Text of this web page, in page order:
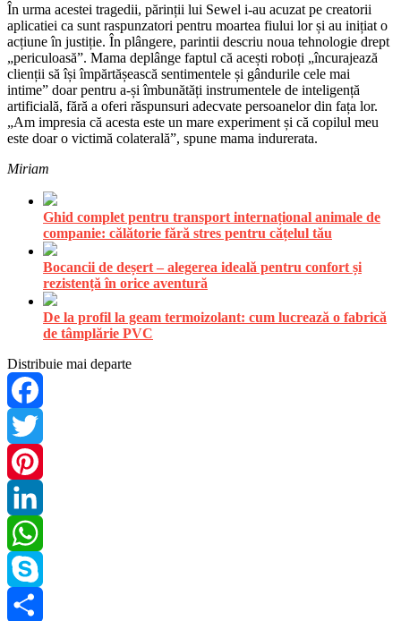
În urma acestei tragedii, părinții lui Sewel i-au acuzat pe creatorii
aplicatiei ca sunt raspunzatori pentru moartea fiului lor și au inițiat o
acțiune în justiție. În plângere, parintii descriu noua tehnologie drept
„periculoasă”. Mama deplânge faptul că acești roboți „încurajează
clienții să își împărtășească sentimentele și gândurile cele mai
intime” doar pentru a-și îmbunătăți instrumentele de inteligență
artificială, fără a oferi răspunsuri adecvate persoanelor din fața lor.
„Am impresia că acesta este un mare experiment și că copilul meu
este doar o victimă colaterală”, spune mama indurerata.
Miriam
Ghid complet pentru transport internațional animale de
companie: călătorie fără stres pentru cățelul tău
Bocancii de deșert – alegerea ideală pentru confort și
rezistență în orice aventură
De la profil la geam termoizolant: cum lucrează o fabrică
de tâmplărie PVC
Distribuie mai departe
Facebook
Twitter
Pinterest
LinkedIn
WhatsApp
Skype